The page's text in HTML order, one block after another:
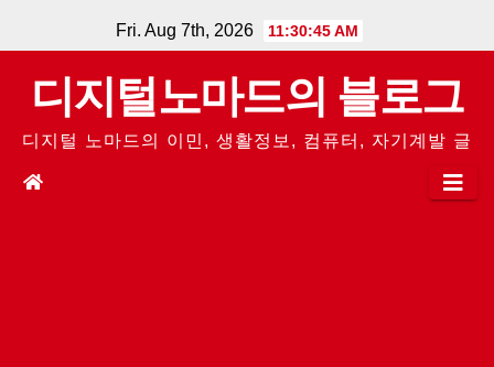
to
content
Fri. Aug 7th, 2026 11:30:46 AM
디지털노마드의 블로그
디지털 노마드의 이민, 생활정보, 컴퓨터, 자기계발 글